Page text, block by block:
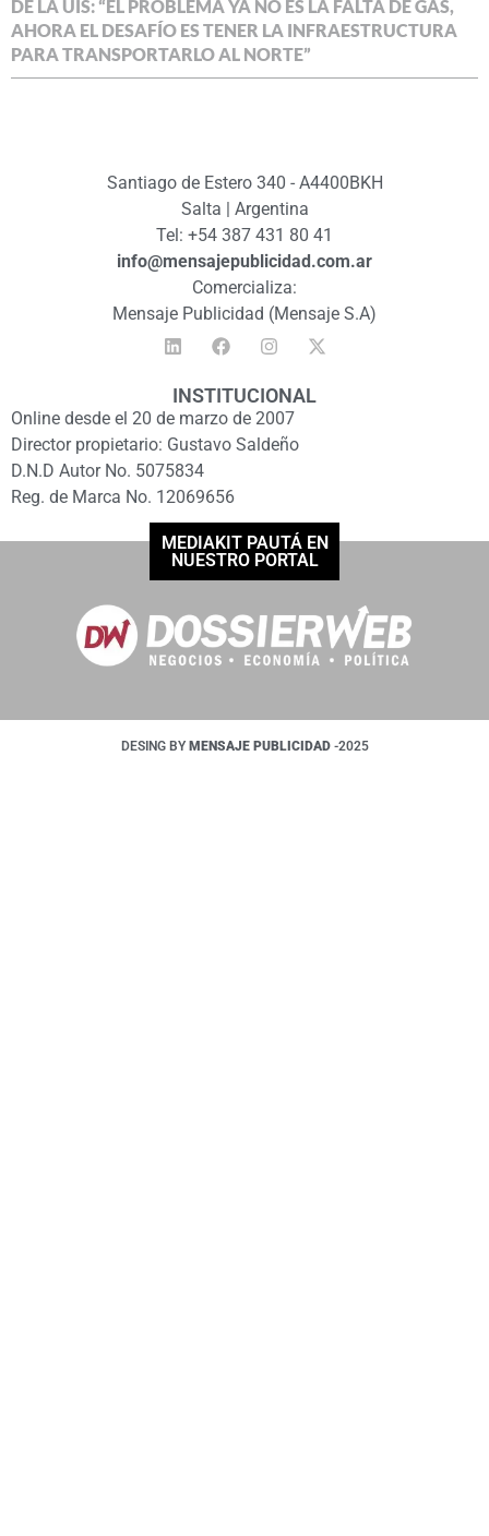
DE LA UIS: “EL PROBLEMA YA NO ES LA FALTA DE GAS,
AHORA EL DESAFÍO ES TENER LA INFRAESTRUCTURA
PARA TRANSPORTARLO AL NORTE”
Santiago de Estero 340 - A4400BKH
Salta | Argentina
Tel: +54 387 431 80 41
info@mensajepublicidad.com.ar
Comercializa:
Mensaje Publicidad (Mensaje S.A)
INSTITUCIONAL
Online desde el 20 de marzo de 2007
Director propietario: Gustavo Saldeño
D.N.D Autor No. 5075834
Reg. de Marca No. 12069656
MEDIAKIT PAUTÁ EN
NUESTRO PORTAL
DESING BY MENSAJE PUBLICIDAD -2025